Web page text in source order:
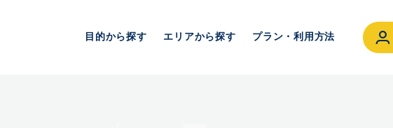
目的から探す エリアから探す プラン・利用方法